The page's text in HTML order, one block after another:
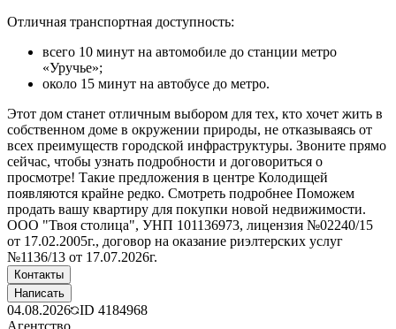
Отличная транспортная доступность:
всего 10 минут на автомобиле до станции метро
«Уручье»;
около 15 минут на автобусе до метро.
Этот дом станет отличным выбором для тех, кто хочет жить в
собственном доме в окружении природы, не отказываясь от
всех преимуществ городской инфраструктуры. Звоните прямо
сейчас, чтобы узнать подробности и договориться о
просмотре! Такие предложения в центре Колодищей
появляются крайне редко. Смотреть подробнее Поможем
продать вашу квартиру для покупки новой недвижимости.
ООО "Твоя столица", УНП 101136973, лицензия №02240/15
от 17.02.2005г., договор на оказание риэлтерских услуг
№1136/13 от 17.07.2026г.
Контакты
Написать
04.08.2026 ID 4184968
Агентство